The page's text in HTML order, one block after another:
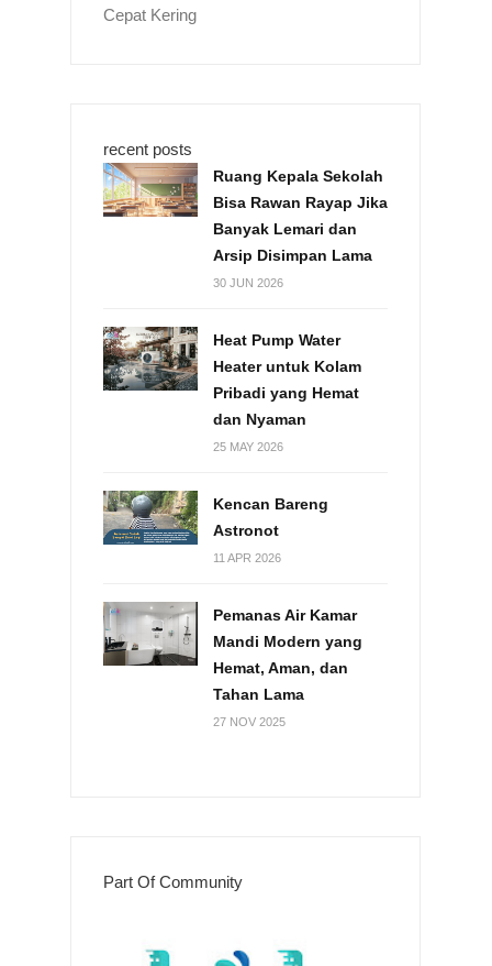
Cepat Kering
recent posts
Ruang Kepala Sekolah
Bisa Rawan Rayap Jika
Banyak Lemari dan
Arsip Disimpan Lama
30 JUN 2026
Heat Pump Water
Heater untuk Kolam
Pribadi yang Hemat
dan Nyaman
25 MAY 2026
Kencan Bareng
Astronot
11 APR 2026
Pemanas Air Kamar
Mandi Modern yang
Hemat, Aman, dan
Tahan Lama
27 NOV 2025
Part Of Community